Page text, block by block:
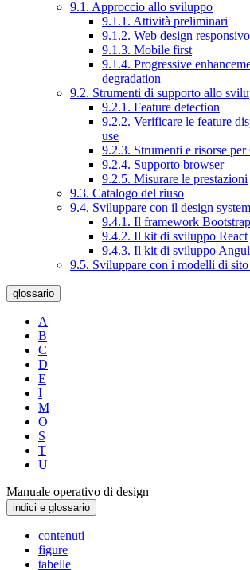
9.1. Approccio allo sviluppo
9.1.1. Attività preliminari
9.1.2. Web design
9.1.3. Mobile first
9.1.4. Progressive
degradation
9.2. Strumenti di supporto allo
9.2.1. Feature detection
9.2.2. Verificare le feature
use
9.2.3. Strumenti e risorse per
9.2.4. Supporto browser
9.2.5. Misurare le prestazioni
9.3. Catalogo del riuso
9.4. Sviluppare con il design
9.4.1. Il framework
9.4.2. Il kit di sviluppo React
9.4.3. Il kit di sviluppo
9.5. Sviluppare con i modelli di sito
glossario
A
B
C
D
E
I
M
O
S
T
U
Manuale operativo di design
indici e glossario
contenuti
figure
tabelle